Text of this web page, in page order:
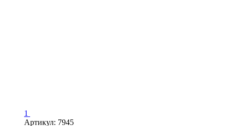
1
Артикул: 7945